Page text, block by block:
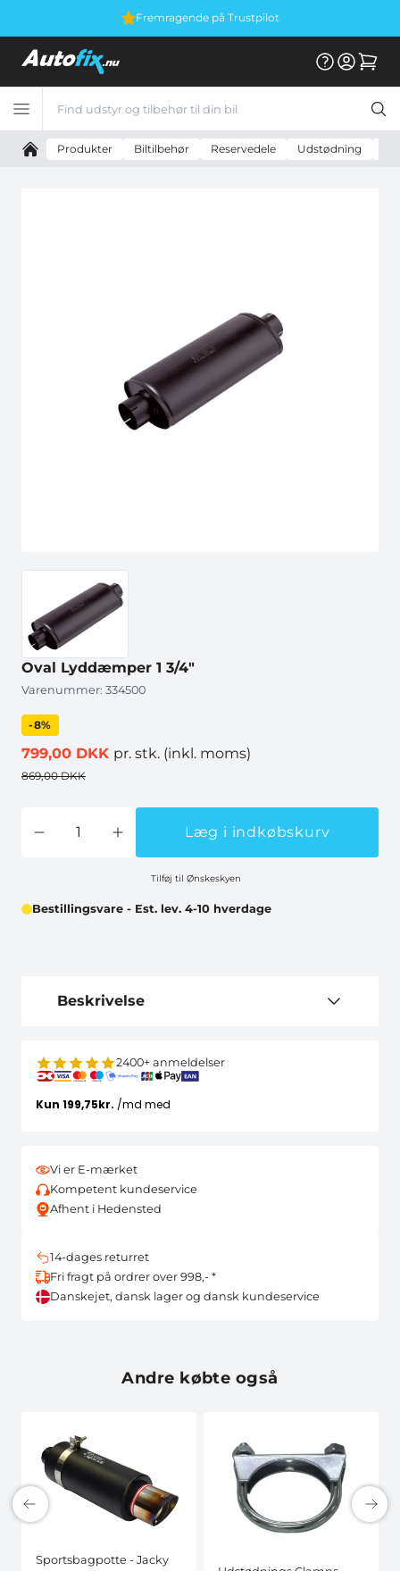
Fremragende på Trustpilot
Produkter Biltilbehør Reservedele Udstødning
Oval Lyddæmper 1 3/4"
Varenummer: 334500
-8%
799,00 DKK pr. stk. (inkl. moms)
869,00 DKK
Læg i indkøbskurv
Tilføj til Ønskeskyen
Bestillingsvare - Est. lev. 4-10 hverdage
Beskrivelse
2400+ anmeldelser
Vi er E-mærket
Kompetent kundeservice
Afhent i Hedensted
14-dages returret
Fri fragt på ordrer over 998,- *
Danskejet, dansk lager og dansk kundeservice
Andre købte også
Sportsbagpotte - Jacky